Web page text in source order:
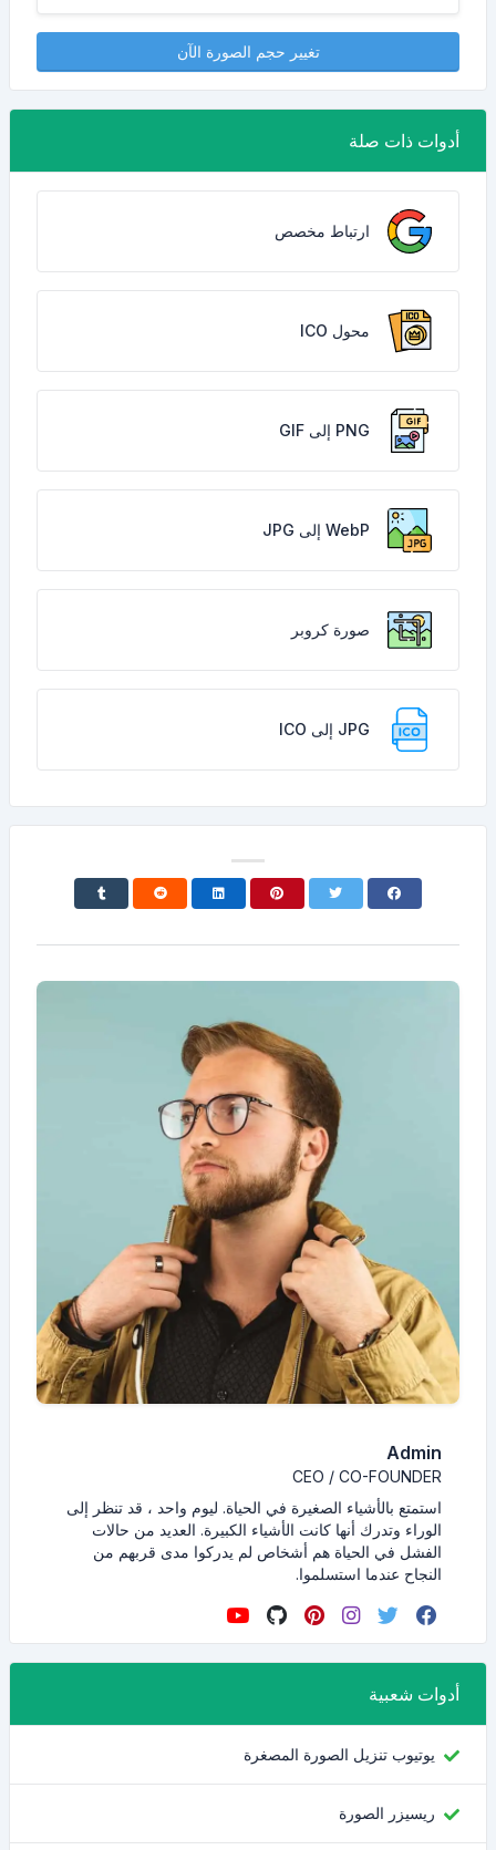
تغيير حجم الصورة الآن
أدوات ذات صلة
ارتباط مخصص
محول ICO
PNG إلى GIF
WebP إلى JPG
صورة كروبر
JPG إلى ICO
Admin
CEO / CO-FOUNDER
استمتع بالأشياء الصغيرة في الحياة. ليوم واحد ، قد تنظر إلى
الوراء وتدرك أنها كانت الأشياء الكبيرة. العديد من حالات
الفشل في الحياة هم أشخاص لم يدركوا مدى قربهم من
النجاح عندما استسلموا.
أدوات شعبية
يوتيوب تنزيل الصورة المصغرة
ريسيزر الصورة